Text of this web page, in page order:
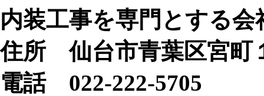
内装工事を専門とする会
住所 仙台市青葉区宮町
電話 022-222-5705